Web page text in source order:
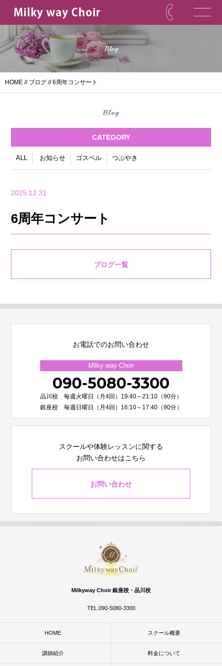
Blog
HOME // ブログ // 6周年コンサート
Blog
CATEGORY
ALL お知らせ ゴスペル つぶやき
2025.12.31
6周年コンサート
ブログ一覧
お電話でのお問い合わせ
Milky way Choir
090-5080-3300
品川校 毎週火曜日（月4回）19:40～21:10（90分）
銀座校 毎週日曜日（月4回）16:10～17:40（90分）
スクールや体験レッスンに関する
お問い合わせはこちら
お問い合わせ
Milkyway Choir 銀座校・品川校
TEL.090-5080-3300
HOME スクール概要
講師紹介 料金について